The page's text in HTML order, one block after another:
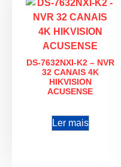
DS-7632NXI-K2 – NVR
32 CANAIS 4K
HIKVISION
ACUSENSE
Ler mais